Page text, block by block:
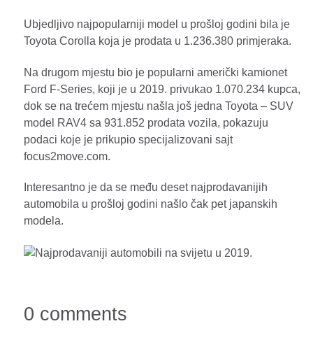
Ubjedljivo najpopularniji model u prošloj godini bila je
Toyota Corolla koja je prodata u 1.236.380 primjeraka.
Na drugom mjestu bio je popularni američki kamionet
Ford F-Series, koji je u 2019. privukao 1.070.234 kupca,
dok se na trećem mjestu našla još jedna Toyota – SUV
model RAV4 sa 931.852 prodata vozila, pokazuju
podaci koje je prikupio specijalizovani sajt
focus2move.com.
Interesantno je da se među deset najprodavanijih
automobila u prošloj godini našlo čak pet japanskih
modela.
0 comments